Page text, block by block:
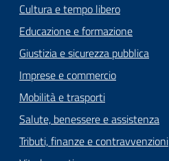
Cultura e tempo libero
Educazione e formazione
Giustizia e sicurezza pubblica
Imprese e commercio
Mobilità e trasporti
Salute, benessere e assistenza
Tributi, finanze e contravvenzioni